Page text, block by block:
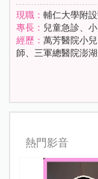
現職： 輔仁大學附
專長： 兒童急診、
經歷： 萬芳醫院小
師、三軍總醫院澎
熱門影音